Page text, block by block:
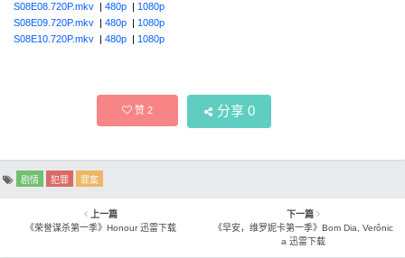
S08E08.720P.mkv | 480p | 1080p
S08E09.720P.mkv | 480p | 1080p
S08E10.720P.mkv | 480p | 1080p
赞2 分享 0
剧情 犯罪 罪案
上一篇
《荣誉谋杀第一季》Honour 迅雷下载
下一篇
《早安，维罗妮卡第一季》Bom Dia, Verônic
a 迅雷下载